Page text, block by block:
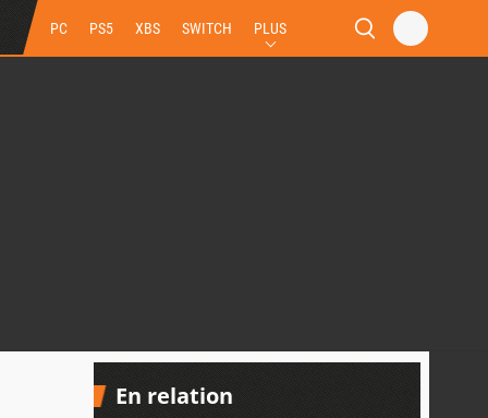
PC PS5 XBS SWITCH PLUS
En relation